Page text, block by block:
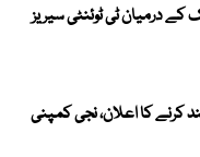
ممالک کے درمیان ٹی ٹوئنٹی سیریز
سے بند کرنے کا اعلان، نجی کمپنی